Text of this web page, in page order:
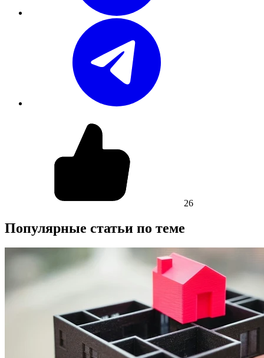
26
Популярные статьи по теме